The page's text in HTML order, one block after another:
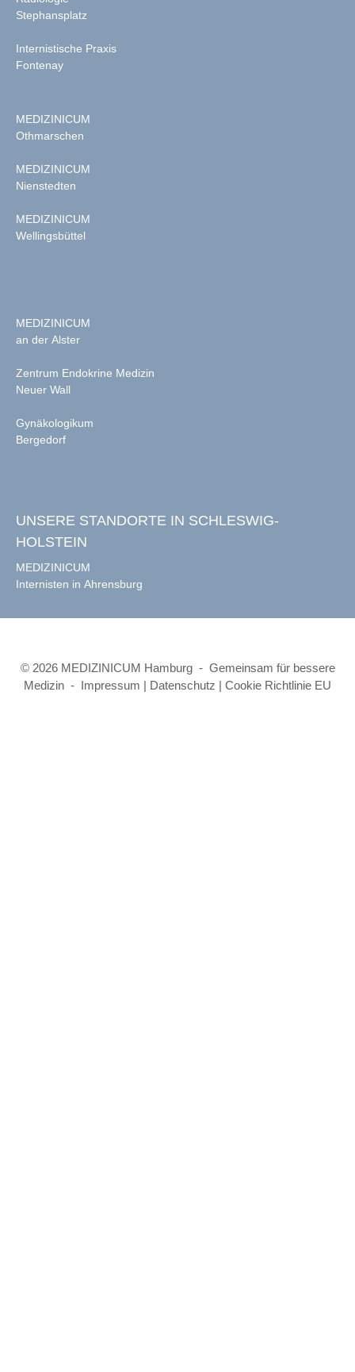
Stephansplatz
Internistische Praxis
Fontenay
MEDIZINICUM
Othmarschen
MEDIZINICUM
Nienstedten
MEDIZINICUM
Wellingsbüttel
MEDIZINICUM
an der Alster
Zentrum Endokrine Medizin
Neuer Wall
Gynäkologikum
Bergedorf
UNSERE STANDORTE IN SCHLESWIG-
HOLSTEIN
MEDIZINICUM
Internisten in Ahrensburg
© 2026 MEDIZINICUM Hamburg - Gemeinsam für bessere
Medizin - Impressum | Datenschutz | Cookie Richtlinie EU